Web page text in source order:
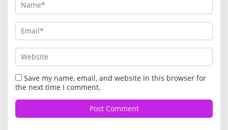
Save my name, email, and website in this browser for
the next time I comment.